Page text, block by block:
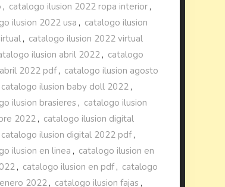
, catalogo ilusion 2022 ropa interior ,
ilusion 2022 usa , catalogo ilusion
, catalogo ilusion 2022 virtual
ilusion abril 2022, catalogo
2022 pdf, catalogo ilusion agosto
catalogo ilusion baby doll 2022 ,
ilusion brasieres , catalogo ilusion
2022 , catalogo ilusion digital
catalogo ilusion digital 2022 pdf,
ilusion en linea , catalogo ilusion en
, catalogo ilusion en pdf, catalogo
2022 , catalogo ilusion fajas ,